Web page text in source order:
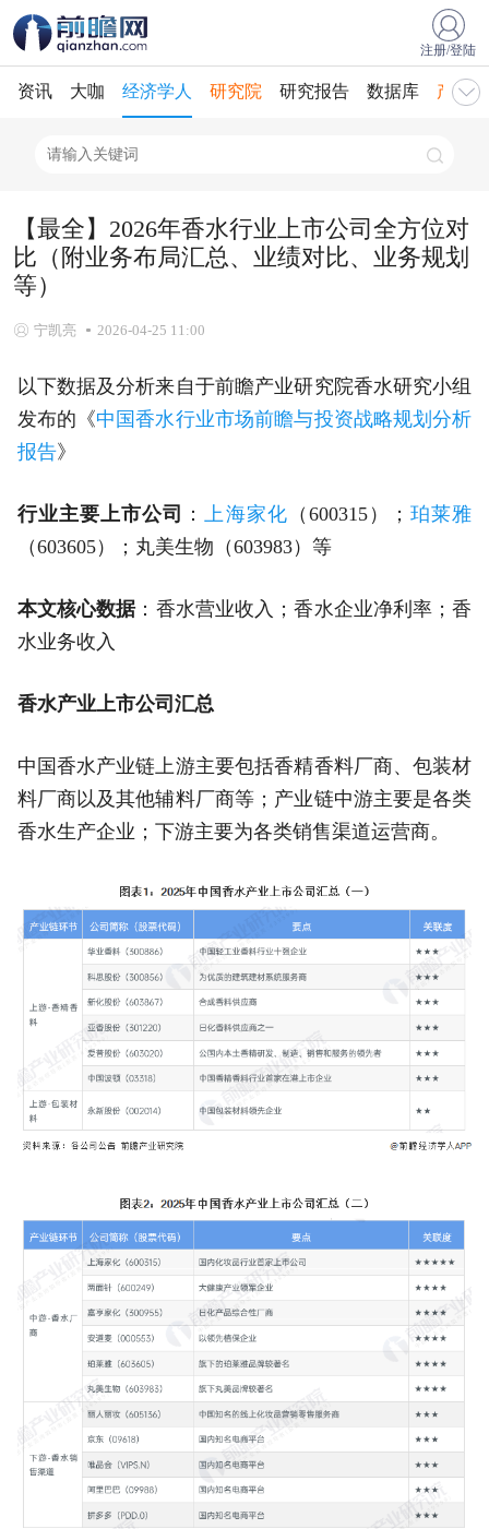
注册/登陆
资讯 大咖 经济学人 研究院 研究报告 数据库 产业
【最全】2026年香水行业上市公司全方位对
比（附业务布局汇总、业绩对比、业务规划
等）
宁凯亮 2026-04-25 11:00
以下数据及分析来自于前瞻产业研究院香水研究小组
发布的《中国香水行业市场前瞻与投资战略规划分析
报告》
行业主要上市公司 ： 上海家化 （600315）； 珀莱雅
（603605）；丸美生物（603983）等
本文核心数据：香水营业收入；香水企业净利率；香
水业务收入
香水产业上市公司汇总
中国香水产业链上游主要包括香精香料厂商、包装材
料厂商以及其他辅料厂商等；产业链中游主要是各类
香水生产企业；下游主要为各类销售渠道运营商。